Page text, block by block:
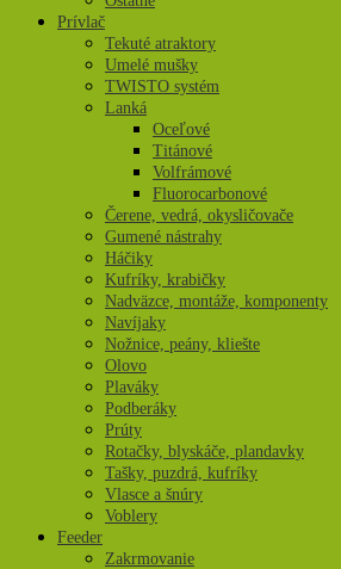
Prívlač
Tekuté atraktory
Umelé mušky
TWISTO systém
Lanká
Oceľové
Titánové
Volfrámové
Fluorocarbonové
Čerene, vedrá, okysličovače
Gumené nástrahy
Háčiky
Kufríky, krabičky
Nadväzce, montáže, komponenty
Navíjaky
Nožnice, peány, kliešte
Olovo
Plaváky
Podberáky
Prúty
Rotačky, blyskáče, plandavky
Tašky, puzdrá, kufríky
Vlasce a šnúry
Voblery
Feeder
Zakrmovanie